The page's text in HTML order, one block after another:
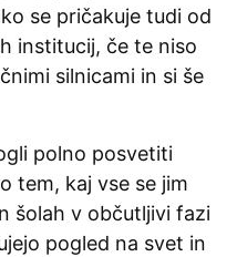
se pričakuje tudi od
institucij, če te niso
silnicami in si še
polno posvetiti
tem, kaj vse se jim
šolah v občutljivi fazi
pogled na svet in